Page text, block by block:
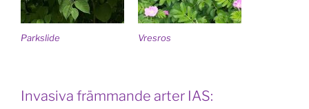
Parkslide Vresros
Invasiva främmande arter IAS: